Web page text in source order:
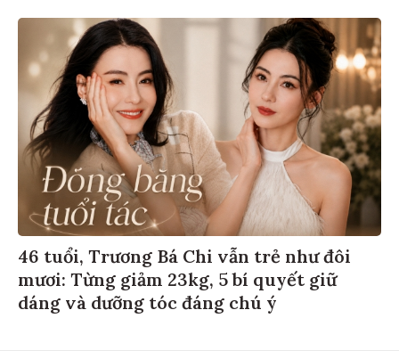
46 tuổi, Trương Bá Chi vẫn trẻ như đôi
mươi: Từng giảm 23kg, 5 bí quyết giữ
dáng và dưỡng tóc đáng chú ý